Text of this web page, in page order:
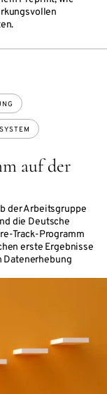
auf der
der Arbeitsgruppe
die Deutsche
Track-Programm
erste Ergebnisse
Datenerhebung